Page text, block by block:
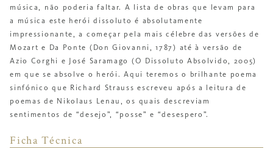
música, não poderia faltar. A lista de obras que levam para
a música este herói dissoluto é absolutamente
impressionante, a começar pela mais célebre das versões de
Mozart e Da Ponte (Don Giovanni, 1787) até à versão de
Azio Corghi e José Saramago (O Dissoluto Absolvido, 2005)
em que se absolve o herói. Aqui teremos o brilhante poema
sinfónico que Richard Strauss escreveu após a leitura de
poemas de Nikolaus Lenau, os quais descreviam
sentimentos de “desejo”, “posse” e “desespero”.
Ficha Técnica